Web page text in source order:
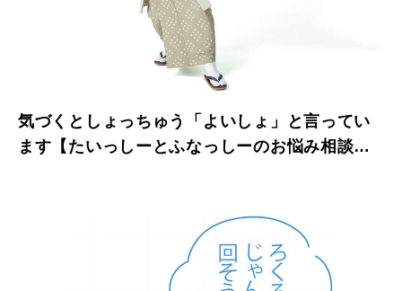
気づくとしょっちゅう「よいしょ」と言ってい
ます【たいっしーとふなっしーのお悩み相談